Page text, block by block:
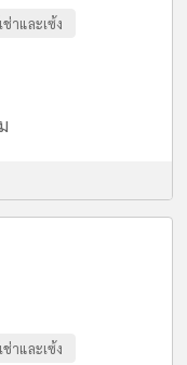
ช่าและเซ้ง
ช่าและเซ้ง